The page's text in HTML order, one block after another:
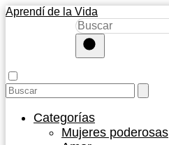
Aprendí de la Vida
Categorías
Mujeres poderosas